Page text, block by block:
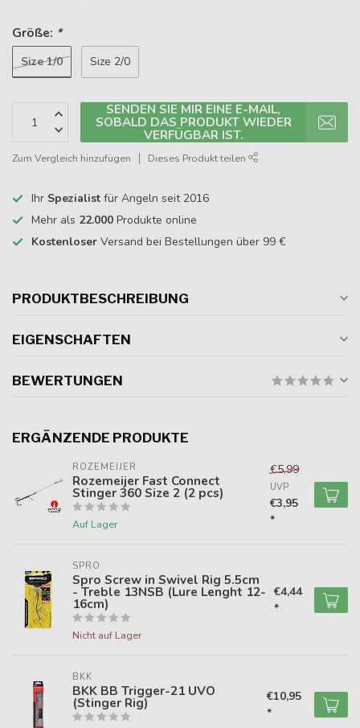
Größe: *
Size 1/0 Size 2/0
SENDEN SIE MIR EINE E-MAIL,
SOBALD DAS PRODUKT WIEDER
VERFÜGBAR IST.
Zum Vergleich hinzufügen Dieses Produkt teilen
Ihr Spezialist für Angeln seit 2016
Mehr als 22.000 Produkte online
Kostenloser Versand bei Bestellungen über 99 €
PRODUKTBESCHREIBUNG
EIGENSCHAFTEN
BEWERTUNGEN
ERGÄNZENDE PRODUKTE
ROZEMEIJER
Rozemeijer Fast Connect
Stinger 360 Size 2 (2 pcs)
Auf Lager
€5,99
UVP
€3,95
*
SPRO
Spro Screw in Swivel Rig 5.5cm
- Treble 13NSB (Lure Lenght 12-
16cm)
Nicht auf Lager
€4,44
*
BKK
BKK BB Trigger-21 UVO
(Stinger Rig)
€10,95
*